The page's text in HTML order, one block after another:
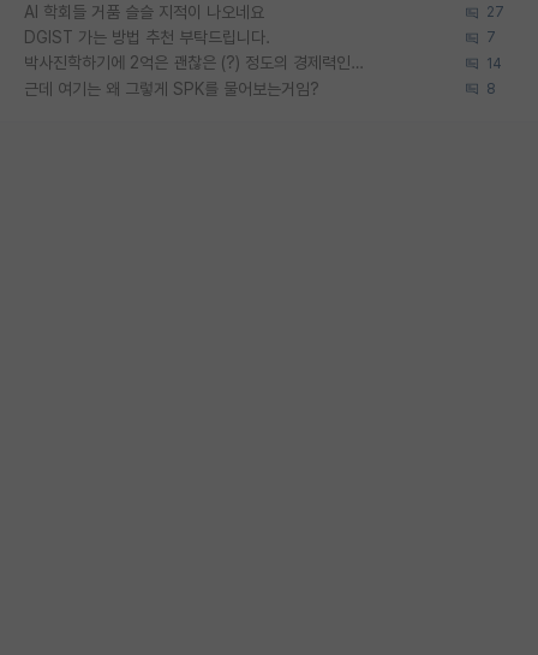
AI 학회들 거품 슬슬 지적이 나오네요 27
DGIST 가는 방법 추천 부탁드립니다. 7
박사진학하기에 2억은 괜찮은 (?) 정도의 경제력인가요 14
근데 여기는 왜 그렇게 SPK를 물어보는거임? 8